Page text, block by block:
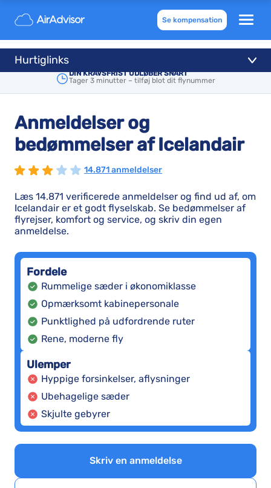
Se kompensation
DIN KRAVSFRIST UDLØBER SNART
Tager 3 minutter – tilføj blot dit flynummer
Hurtiglinks
Anmeldelser og
bedømmelser af Icelandair
14.871 anmeldelser
Læs 14.871 verificerede anmeldelser og find ud af, om
Icelandair er et godt flyselskab. Se bedømmelser af
flyrejser, komfort og service, og skriv din egen
anmeldelse.
Fordele
Rummelige sæder i økonomiklasse
Opmærksomt kabinepersonale
Punktlighed på udfordrende ruter
Rene, moderne fly
Ulemper
Hyppige forsinkelser, aflysninger
Ubehagelige sæder
Skjulte gebyrer
Skriv en anmeldelse